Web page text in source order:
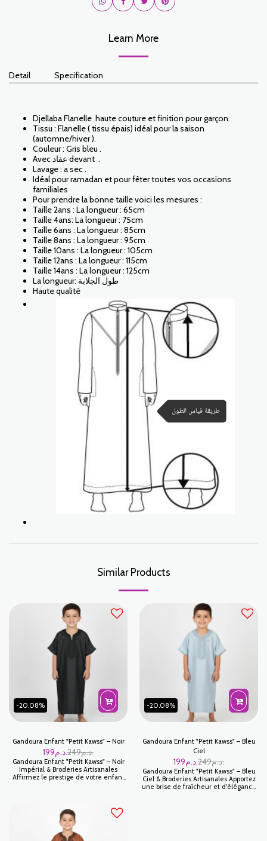
Learn More
Detail Specification
Djellaba Flanelle haute couture et finition pour garçon.
Tissu : Flanelle ( tissu épais) idéal pour la saison
(automne/hiver ).
Couleur : Gris bleu .
Avec عقاد devant .
Lavage : a sec .
Idéal pour ramadan et pour fêter toutes vos occasions
familiales
Pour prendre la bonne taille voici les mesures :
Taille 2ans : La longueur : 65cm
Taille 4ans: La longueur : 75cm
Taille 6ans : La longueur : 85cm
Taille 8ans : La longueur : 95cm
Taille 10ans : La longueur : 105cm
Taille 12ans : La longueur : 115cm
Taille 14ans : La longueur : 125cm
La longueur: طول الجلابة
Haute qualité
Similar Products
-20.08%
Gandoura Enfant "Petit Kawss" – Noir
249 د.م. 199 د.م.
Gandoura Enfant "Petit Kawss" – Noir
Impérial & Broderies Artisanales
Affirmez le prestige de votre enfant
incontournable pour les cérémonies
les plus distinguées. Son noir profond,
associé à des finitions artisanales ton
sur ton, offre une silhouette noble et
moderne, idéale pour les fêtes de
-20.08%
Gandoura Enfant "Petit Kawss" – Bleu
Ciel
249 د.م. 199 د.م.
Gandoura Enfant "Petit Kawss" – Bleu
Ciel & Broderies Artisanales Apportez
une brise de fraîcheur et d'élégance